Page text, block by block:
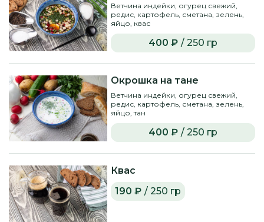
Ветчина индейки, огурец свежий,
редис, картофель, сметана, зелень,
яйцо, квас
400 ₽ / 250 гр
Окрошка на тане
Ветчина индейки, огурец свежий,
редис, картофель, сметана, зелень,
яйцо, тан
400 ₽ / 250 гр
Квас
190 ₽ / 250 гр